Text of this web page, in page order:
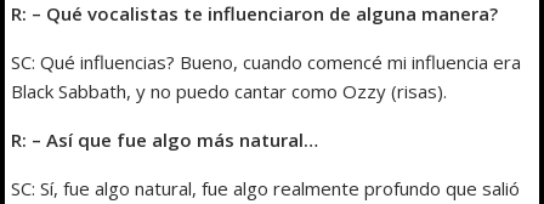
R: – Qué vocalistas te influenciaron de alguna manera?
SC: Qué influencias? Bueno, cuando comencé mi influencia era
Black Sabbath, y no puedo cantar como Ozzy (risas).
R: – Así que fue algo más natural…
SC: Sí, fue algo natural, fue algo realmente profundo que salió